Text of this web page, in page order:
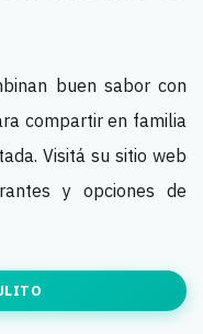
buen sabor con
compartir en familia
Visitá su sitio web
y opciones de